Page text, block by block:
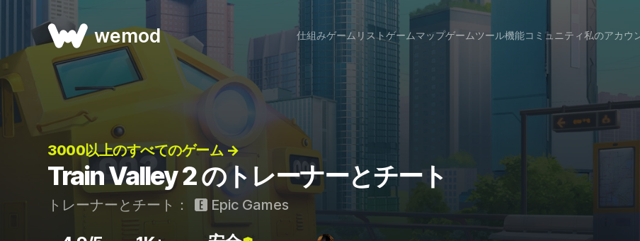
wemod 仕組みゲームリストゲームマップゲームツール機能コミュニティ私のアカウ
3000以上のすべてのゲーム →
Train Valley 2 のトレーナーとチート
トレーナーとチート： Epic Games